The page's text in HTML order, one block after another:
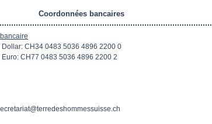
Coordonnées bancaires
Dollar: CH34 0483 5036 4896 2200 0
Euro: CH77 0483 5036 4896 2200 2